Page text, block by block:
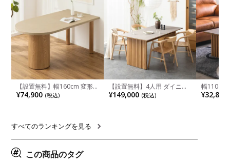
【設置無料】幅160cm 変形
半円 ダイニングテーブル モ
ルタル風 LENAS コンクリー
リア風 グレージュ
¥74,900 (税込)
【設置無料】4人用 ダイニン
グテーブルセット 5点 LUGA
セラミックテーブル おしゃれ
¥149,000 (税込)
幅110cm
木目調 リ
付き 長方
¥32,800
すべてのランキングを見る
この商品のタグ